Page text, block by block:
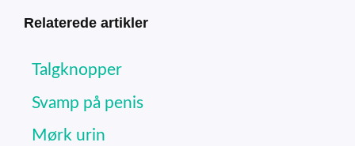
Relaterede artikler
Talgknopper
Svamp på penis
Mørk urin